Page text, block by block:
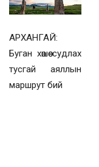
АРХАНГАЙ:
Буган хөшөө судлах
тусгай аяллын
маршрут бий